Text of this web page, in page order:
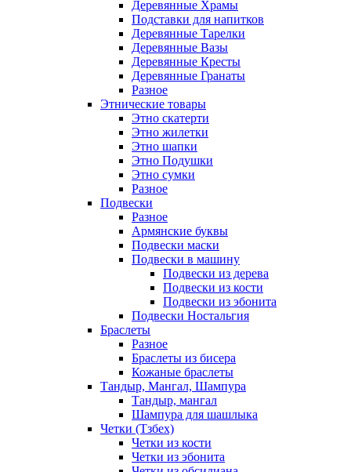
Деревянные Храмы
Подставки для напитков
Деревянные Тарелки
Деревянные Вазы
Деревянные Кресты
Деревянные Гранаты
Разное
Этнические товары
Этно скатерти
Этно жилетки
Этно шапки
Этно Подушки
Этно сумки
Разное
Подвески
Разное
Армянские буквы
Подвески маски
Подвески в машину
Подвески из дерева
Подвески из кости
Подвески из эбонита
Подвески Ностальгия
Браслеты
Разное
Браслеты из бисера
Кожаные браслеты
Тандыр, Мангал, Шампура
Тандыр, мангал
Шампура для шашлыка
Четки (Тзбех)
Четки из кости
Четки из эбонита